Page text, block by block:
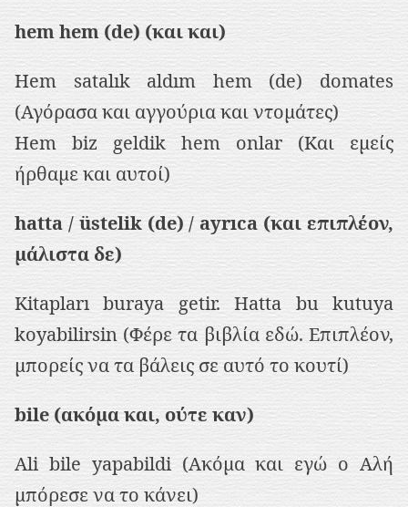
hem hem (de) (και και)
Hem satalık aldım hem (de) domates
(Αγόρασα και αγγούρια και ντομάτες)
Hem biz geldik hem onlar (Και εμείς
ήρθαμε και αυτοί)
hatta / üstelik (de) / ayrıca (και επιπλέον,
μάλιστα δε)
Kitapları buraya getir. Hatta bu kutuya
koyabilirsin (Φέρε τα βιβλία εδώ. Επιπλέον,
μπορείς να τα βάλεις σε αυτό το κουτί)
bile (ακόμα και, ούτε καν)
Ali bile yapabildi (Ακόμα και εγώ ο Αλή
μπόρεσε να το κάνει)